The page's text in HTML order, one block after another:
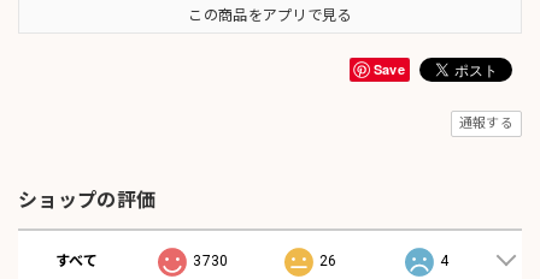
この商品をアプリで見る
Save
通報する
ショップの評価
すべて 3730 26 4